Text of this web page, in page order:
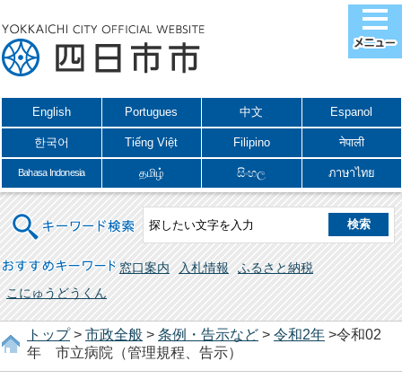
English Portugues 中文 Espanol
한국어 Tiếng Việt Filipino नेपाली
Bahasa Indonesia தமிழ் සිංහල ภาษาไทย
キーワード検索
おすすめキーワード 窓口案内 入札情報
ふるさと納税
こにゅうどうくん
トップ> 市政全般 > 条例・告示など > 令和2年 >令和02
年 市立病院（管理規程、告示）